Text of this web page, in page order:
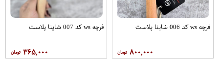
فرچه ws کد 006 شاینا پلاست
۸۰۰,۰۰۰
فرچه ws کد 007 شاینا پلاست
۳۶۵,۰۰۰